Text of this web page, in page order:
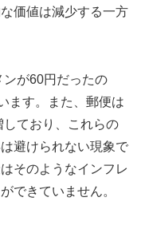
価値は減少する一方
が60円だったの
ます。また、郵便は
ており、これらの
避けられない現象で
そのようなインフレ
できていません。